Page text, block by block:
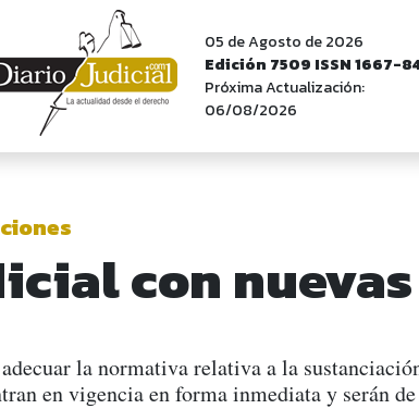
05 de Agosto de 2026
Edición 7509 ISSN 1667-
Próxima Actualización:
06/08/2026
con
la normativa relativa a la
en vigencia en forma inmediata y serán